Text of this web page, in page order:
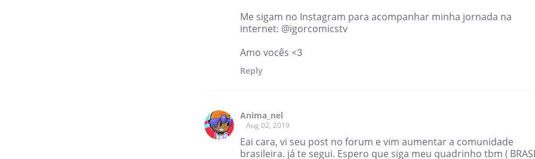
Me sigam no Instagram para acompanhar minha jornada na
internet: @igorcomicstv
Amo vocês <3
Reply
Anima_nel
Aug 02, 2019
Eai cara, vi seu post no forum e vim aumentar a comunidade
brasileira. já te segui. Espero que siga meu quadrinho tbm (